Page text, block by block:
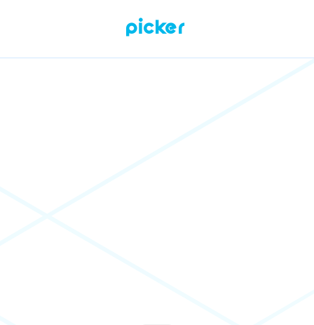
Picker